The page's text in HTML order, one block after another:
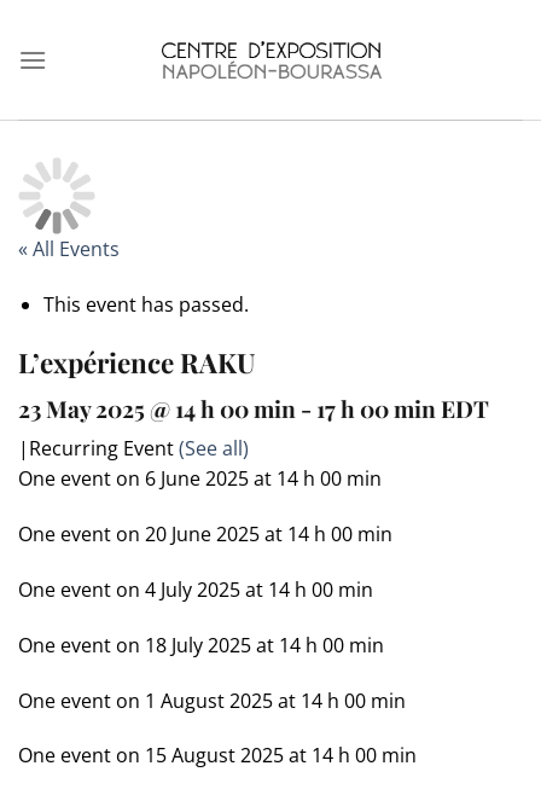
content
« All Events
This event has passed.
L’expérience RAKU
23 May 2025 @ 14 h 00 min - 17 h 00 minEDT
| Recurring Event(See all)
One event on 6 June 2025 at 14 h 00 min
One event on 20 June 2025 at 14 h 00 min
One event on 4 July 2025 at 14 h 00 min
One event on 18 July 2025 at 14 h 00 min
One event on 1 August 2025 at 14 h 00 min
One event on 15 August 2025 at 14 h 00 min